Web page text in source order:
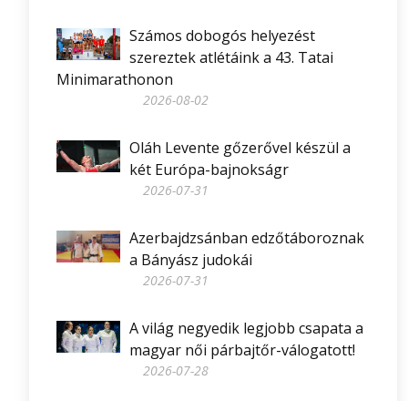
Számos dobogós helyezést
szereztek atlétáink a 43. Tatai
Minimarathonon
2026-08-02
Oláh Levente gőzerővel készül a
két Európa-bajnokságr
2026-07-31
Azerbajdzsánban edzőtáboroznak
a Bányász judokái
2026-07-31
A világ negyedik legjobb csapata a
magyar női párbajtőr-válogatott!
2026-07-28